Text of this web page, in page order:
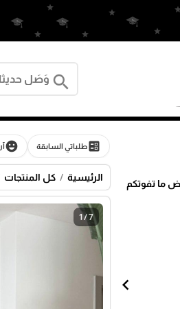
search
chevron_left
ballotطلباتي السابقة emoji_emotions
الرئيسية كل المنتجات
1 / 7